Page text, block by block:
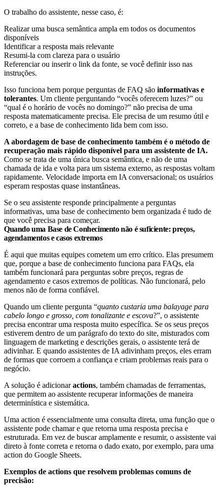
O trabalho do assistente, nesse caso, é:
Realizar uma busca semântica ampla em todos os documentos
disponíveis
Identificar a resposta mais relevante
Resumi-la com clareza para o usuário
Referenciar ou inserir o link da fonte, se você definir isso nas
instruções.
Isso funciona bem porque perguntas de FAQ são informativas e
tolerantes. Um cliente perguntando “vocês oferecem luzes?” ou
“qual é o horário de vocês no domingo?” não precisa de uma
resposta matematicamente precisa. Ele precisa de um resumo útil e
correto, e a base de conhecimento lida bem com isso.
A abordagem de base de conhecimento também é o método de
recuperação mais rápido disponível para um assistente de IA.
Como se trata de uma única busca semântica, e não de uma
chamada de ida e volta para um sistema externo, as respostas voltam
rapidamente. Velocidade importa em IA conversacional; os usuários
esperam respostas quase instantâneas.
Se o seu assistente responde principalmente a perguntas
informativas, uma base de conhecimento bem organizada é tudo de
que você precisa para começar.
Quando uma Base de Conhecimento não é suficiente: preços,
agendamentos e casos extremos
É aqui que muitas equipes cometem um erro crítico. Elas presumem
que, porque a base de conhecimento funciona para FAQs, ela
também funcionará para perguntas sobre preços, regras de
agendamento e casos extremos de políticas. Não funcionará, pelo
menos não de forma confiável.
Quando um cliente pergunta “quanto custaria uma balayage para
cabelo longo e grosso, com tonalizante e escova?”, o assistente
precisa encontrar uma resposta muito específica. Se os seus preços
estiverem dentro de um parágrafo do texto do site, misturados com
linguagem de marketing e descrições gerais, o assistente terá de
adivinhar. E quando assistentes de IA adivinham preços, eles erram
de formas que corroem a confiança e criam problemas reais para o
negócio.
A solução é adicionaractions, também chamadas de ferramentas,
que permitem ao assistente recuperar informações de maneira
determinística e sistemática.
Uma action é essencialmente uma consulta direta, uma função que o
assistente pode chamar e que retorna uma resposta precisa e
estruturada. Em vez de buscar amplamente e resumir, o assistente vai
direto à fonte correta e retorna o dado exato, por exemplo, para uma
action do Google Sheets.
Exemplos de actions que resolvem problemas comuns de
precisão: